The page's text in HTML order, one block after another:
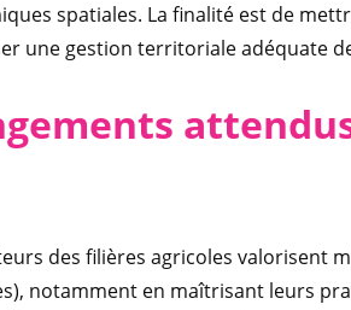
spatiales. La finalité est de
une gestion territoriale adéquate
ments
des filières agricoles valorisent
notamment en maîtrisant leurs